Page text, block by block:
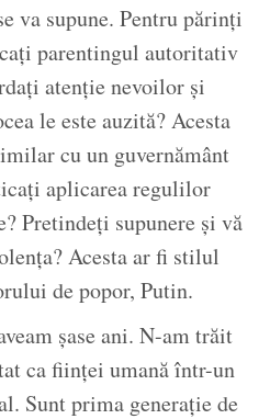
va supune. Pentru părinți
parentingul autoritativ
atenție nevoilor și
le este auzită? Acesta
cu un guvernământ
aplicarea regulilor
Pretindeți supunere și vă
Acesta ar fi stilul
de popor, Putin.
șase ani. N-am trăit
ca ființei umană într-un
Sunt prima generație de